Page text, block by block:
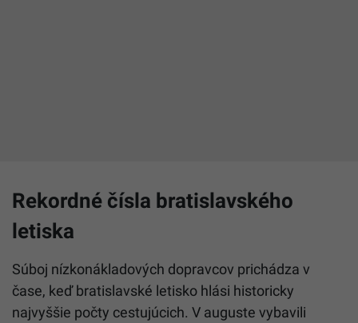
Rekordné čísla bratislavského
letiska
Súboj nízkonákladových dopravcov prichádza v
čase, keď bratislavské letisko hlási historicky
najvyššie počty cestujúcich. V auguste vybavili